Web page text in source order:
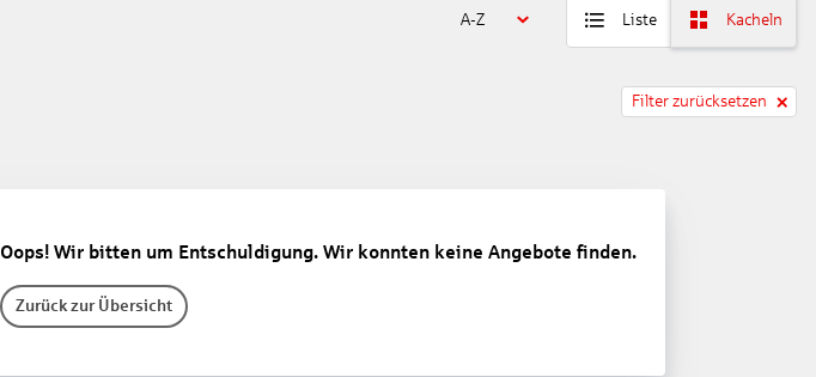
A-Z Liste Kacheln
Filter zurücksetzen
Oops! Wir bitten um Entschuldigung. Wir konnten keine Angebote finden.
Zurück zur Übersicht